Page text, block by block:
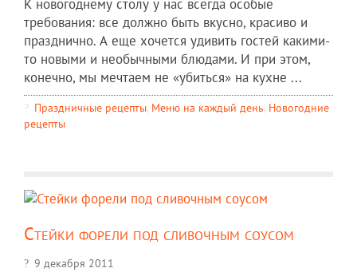
К новогоднему столу у нас всегда особые
требования: все должно быть вкусно, красиво и
празднично. А еще хочется удивить гостей какими-
то новыми и необычными блюдами. И при этом,
конечно, мы мечтаем не «убиться» на кухне ...
Праздничные рецепты, Меню на каждый день, Новогодние
рецепты
Стейки форели под сливочным соусом
9 декабря 2011